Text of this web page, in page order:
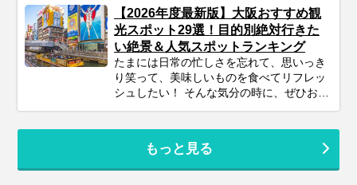
【2026年度最新版】大阪おすすめ観
光スポット29選！目的別絶対行きた
い絶景＆人気スポットランキング
たまには日常の忙しさを忘れて、思いっき
り笑って、美味しいものを食べてリフレッ
シュしたい！ そんな気分の時に、ぜひおす
阪。 活気あふれる“コテコテ”のなにわ文化
はもちろん、近年はキタ（梅田）エリアを
もっと見る